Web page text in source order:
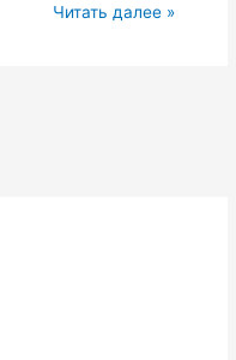
Долой
Читать далее »